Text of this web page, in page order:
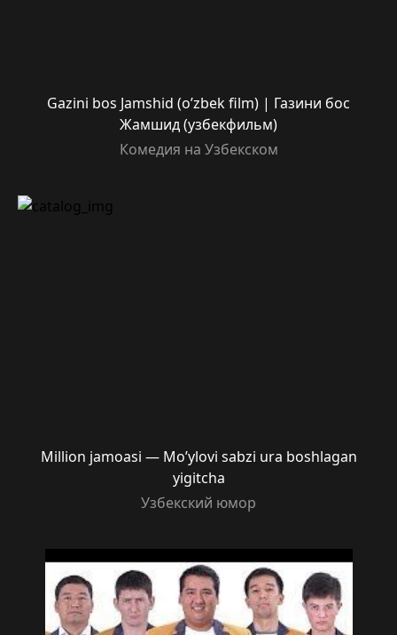
Gazini bos Jamshid (o’zbek film) | Газини бос
Жамшид (узбекфильм)
Комедия на Узбекском
Million jamoasi — Mo’ylovi sabzi ura boshlagan
yigitcha
Узбекский юмор